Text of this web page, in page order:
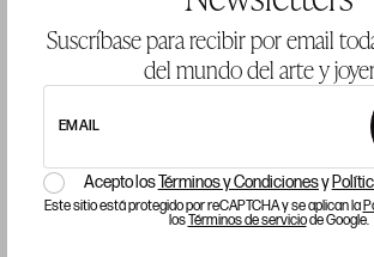
Suscríbase para recibir por email
del mundo del arte y
EMAIL
Acepto losTérminos y Condicionesy
Este sitio está protegido por reCAPTCHA y se aplican la
losTérminos de serviciode Google.